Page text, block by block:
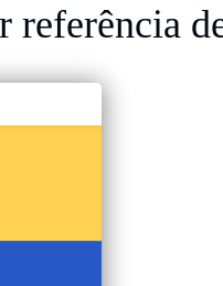
referência